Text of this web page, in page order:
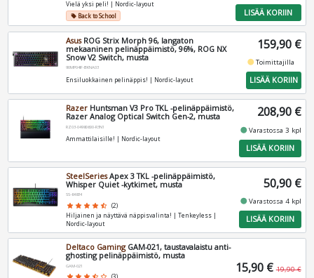
Vielä yksi peli! | Nordic-layout
local_offerBack to School LISÄÄ KORIIN
AsusROG Strix Morph 96, langaton
mekaaninen pelinäppäimistö, 96%, ROG NX
Snow V2 Switch, musta
90MP04IF-BKNA03
Ensiluokkainen pelinäppis! | Nordic-layout
159,90 €
fiber_manual_recordToimittajilla
LISÄÄ KORIIN
Razer Huntsman V3 Pro TKL -pelinäppäimistö,
Razer Analog Optical Switch Gen-2, musta
RZ03-04980600-R3N1
Ammattilaisille! | Nordic-layout
208,90 €
fiber_manual_recordVarastossa 3 kpl
LISÄÄ KORIIN
SteelSeriesApex 3 TKL -pelinäppäimistö,
Whisper Quiet -kytkimet, musta
SS-64834
star star star star star_half (2)
Hiljainen ja näyttävä näppisvalinta! | Tenkeyless |
Nordic-layout
50,90 €
fiber_manual_recordVarastossa 4 kpl
LISÄÄ KORIIN
Deltaco GamingGAM-021, taustavalaistu anti-
ghosting pelinäppäimistö, musta
GAM-021 15,90 € 19,90 €